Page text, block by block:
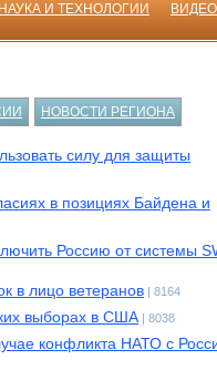
НАУКА И ТЕХНОЛОГИИ ВИДЕО
НОВОСТИ РЕГИОНА
силу для защиты
в позициях Байдена и
Россию от системы
в лицо ветеранов | 8164
выборах в США | 8038
конфликта НАТО с